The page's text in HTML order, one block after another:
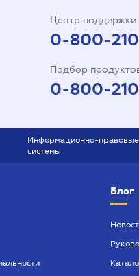
Центр поддержки
0-800-
Подбор
0-800-
Информационно-правовые
системы
БУХГАЛТЕР ПРОФ
ЮРИСТ ПРОФ
Блог